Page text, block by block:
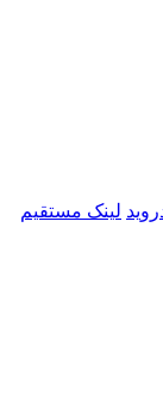
لینک مستقیم